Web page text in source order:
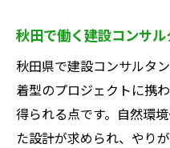
秋田で働く建設コンサ
秋田県で建設コンサルタ
着型のプロジェクトに携
得られる点です。自然環
た設計が求められ、やり